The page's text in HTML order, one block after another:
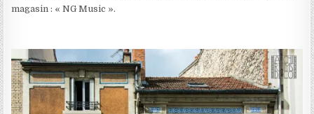
magasin : « NG Music ».